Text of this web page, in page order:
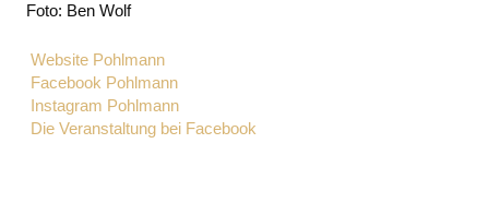
Foto: Ben Wolf
Website Pohlmann
Facebook Pohlmann
Instagram Pohlmann
Die Veranstaltung bei Facebook